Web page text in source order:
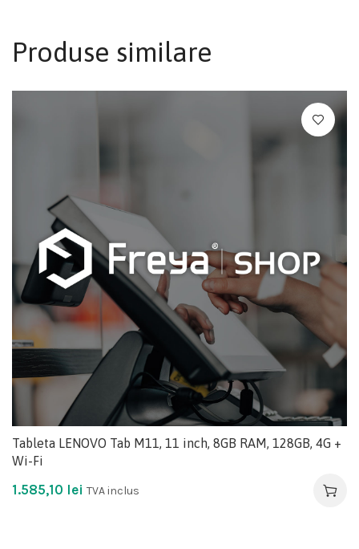
Produse similare
Tableta LENOVO Tab M11, 11 inch, 8GB RAM, 128GB, 4G +
Wi-Fi
1.585,10 lei TVA inclus